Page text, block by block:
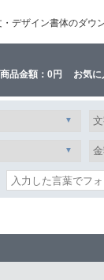
デザイン書体のダウ
商品金額： 0円 お気に